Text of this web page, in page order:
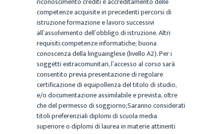
competenze acquisite in precedenti percorsi di
istruzione formazione e lavoro successivi
all’assolvimento dell’obbligo di istruzione. Altri
requisiti:competenze informatiche; buona
conoscenza della linguainglese (livello A2). Per i
soggetti extracomunitari, l’accesso al corso sarà
consentito previa presentazione di regolare
certificazione di equipollenza del titolo di studio,
e/o documentazione assimilabile e prevista, oltre
che del permesso di soggiorno;Saranno considerati
titoli preferenziali diplomi di scuola media
superiore o diplomi di laurea in materie attinenti